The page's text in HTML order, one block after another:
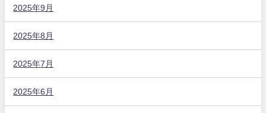
2025年9月
2025年8月
2025年7月
2025年6月